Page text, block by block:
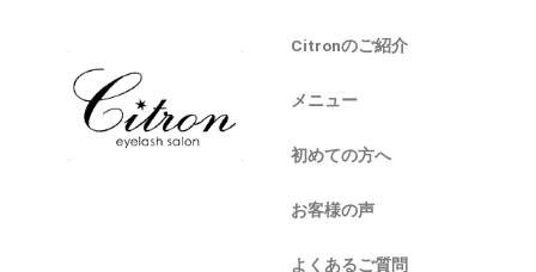
Citronのご紹介
メニュー
初めての方へ
お客様の声
よくあるご質問